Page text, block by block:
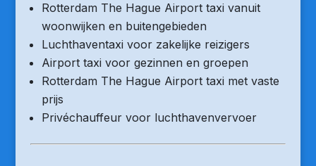
Rotterdam The Hague Airport taxi vanuit
woonwijken en buitengebieden
Luchthaventaxi voor zakelijke reizigers
Airport taxi voor gezinnen en groepen
Rotterdam The Hague Airport taxi met vaste
prijs
Privéchauffeur voor luchthavenvervoer